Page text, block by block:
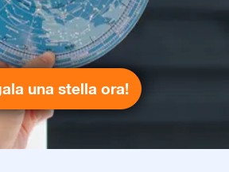
una stella ora!